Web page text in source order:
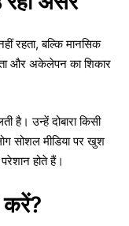
रहता, बल्कि मानसिक
और अकेलेपन का शिकार
है। उन्हें दोबारा किसी
सोशल मीडिया पर खुश
होते हैं।
करें?